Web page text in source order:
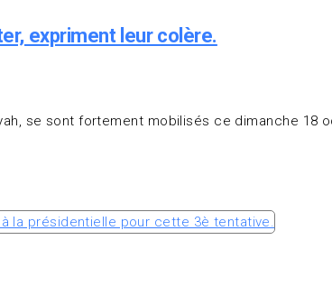
expriment leur colère.
se sont fortement mobilisés ce dimanche 18